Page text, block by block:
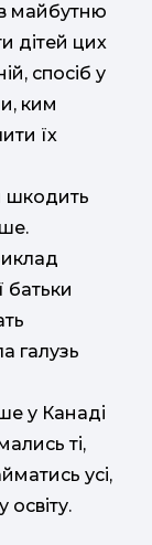
майбутню
дітей цих
спосіб у
ким
їх
шкодить
батьки
галузь
у Канаді
ті,
усі,